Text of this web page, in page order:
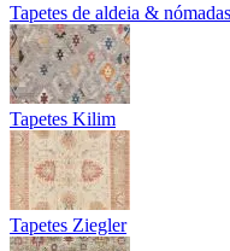
Tapetes de aldeia & nómadas
Tapetes Kilim
Tapetes Ziegler